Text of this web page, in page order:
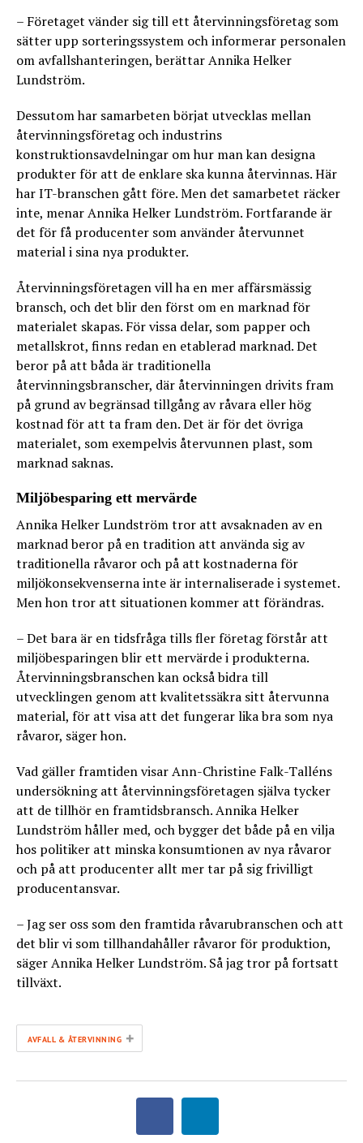
– Företaget vänder sig till ett återvinningsföretag som
sätter upp sorteringssystem och informerar personalen
om avfallshanteringen, berättar Annika Helker
Lundström.
Dessutom har samarbeten börjat utvecklas mellan
återvinningsföretag och industrins
konstruktionsavdelningar om hur man kan designa
produkter för att de enklare ska kunna återvinnas. Här
har IT-branschen gått före. Men det samarbetet räcker
inte, menar Annika Helker Lundström. Fortfarande är
det för få producenter som använder återvunnet
material i sina nya produkter.
Återvinningsföretagen vill ha en mer affärsmässig
bransch, och det blir den först om en marknad för
materialet skapas. För vissa delar, som papper och
metallskrot, finns redan en etablerad marknad. Det
beror på att båda är traditionella
återvinningsbranscher, där återvinningen drivits fram
på grund av begränsad tillgång av råvara eller hög
kostnad för att ta fram den. Det är för det övriga
materialet, som exempelvis återvunnen plast, som
marknad saknas.
Miljöbesparing ett mervärde
Annika Helker Lundström tror att avsaknaden av en
marknad beror på en tradition att använda sig av
traditionella råvaror och på att kostnaderna för
miljökonsekvenserna inte är internaliserade i systemet.
Men hon tror att situationen kommer att förändras.
– Det bara är en tidsfråga tills fler företag förstår att
miljöbesparingen blir ett mervärde i produkterna.
Återvinningsbranschen kan också bidra till
utvecklingen genom att kvalitetssäkra sitt återvunna
material, för att visa att det fungerar lika bra som nya
råvaror, säger hon.
Vad gäller framtiden visar Ann-Christine Falk-Talléns
undersökning att återvinningsföretagen själva tycker
att de tillhör en framtidsbransch. Annika Helker
Lundström håller med, och bygger det både på en vilja
hos politiker att minska konsumtionen av nya råvaror
och på att producenter allt mer tar på sig frivilligt
producentansvar.
– Jag ser oss som den framtida råvarubranschen och att
det blir vi som tillhandahåller råvaror för produktion,
säger Annika Helker Lundström. Så jag tror på fortsatt
tillväxt.
AVFALL & ÅTERVINNING +